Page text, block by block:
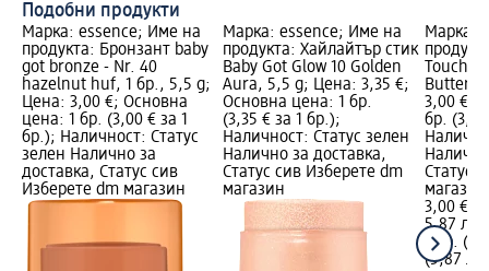
Подобни продукти
Марка: essence; Име на
продукта: Бронзант baby
got bronze - Nr. 40
hazelnut huf, 1 бр., 5,5 g;
Цена: 3,00 €; Основна
цена: 1 бр. (3,00 € за 1
бр.); Наличност: Статус
зелен Налично за
доставка, Статус сив
Изберете dm магазин
Марка: essence; Име на
продукта: Хайлайтър стик
Baby Got Glow 10 Golden
Aura, 5,5 g; Цена: 3,35 €;
Основна цена: 1 бр.
(3,35 € за 1 бр.);
Наличност: Статус зелен
Налично за доставка,
Статус сив Изберете dm
магазин
Марка:
Touch
3,00 €;
бр.
Статус
магазин
3,00 €
5,87 лв.
1 бр.
(5,87